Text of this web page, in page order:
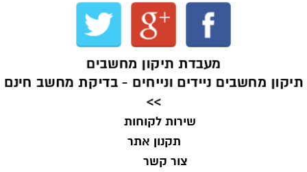
צור קשר
תקנון אתר
שירות לקוחות
מעבדת תיקון מחשבים
תיקון מחשבים ניידים ונייחים - בדיקת מחשב חינם
>>